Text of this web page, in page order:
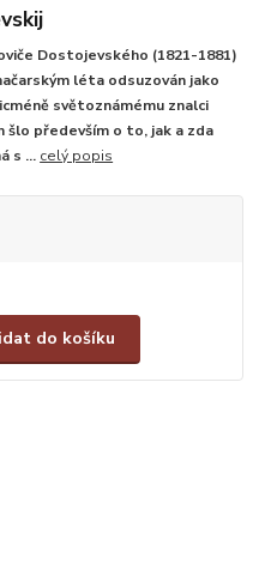
Dostojevského (1821-1881)
léta odsuzován jako
světoznámému znalci
šlo především o to, jak a zda
s ... celý popis
do košíku